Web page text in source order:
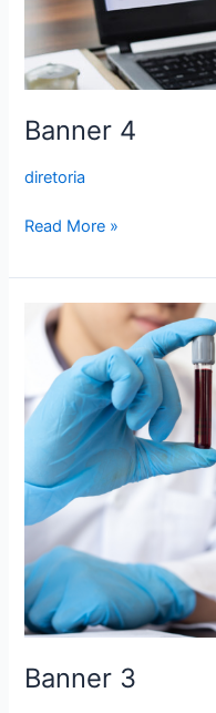
Banner 4
diretoria
Read More »
Banner 3
Banner